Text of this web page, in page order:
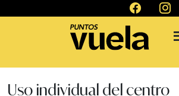
Uso individual del centro